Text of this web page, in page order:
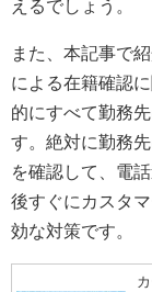
えるでしょう。
また、本記事で
による在籍確認
的にすべて勤務
す。絶対に勤務
を確認して、電
後すぐにカスタ
効な対策です。